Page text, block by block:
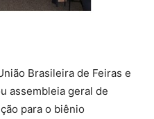
Brasileira de Feiras e
assembleia geral de
para o biênio